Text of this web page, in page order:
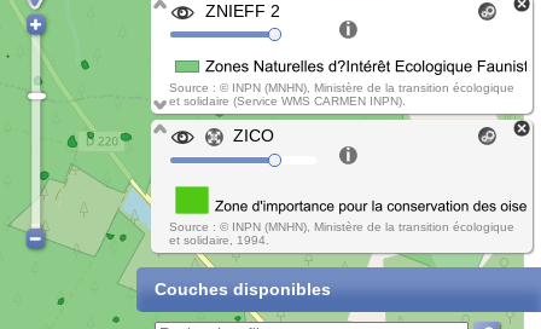
ZNIEFF 2
Source : © INPN (MNHN), Ministère de la transition écologique
et solidaire (Service WMS CARMEN INPN).
ZICO
Source : © INPN (MNHN), Ministère de la transition écologique
et solidaire, 1994.
Couches disponibles